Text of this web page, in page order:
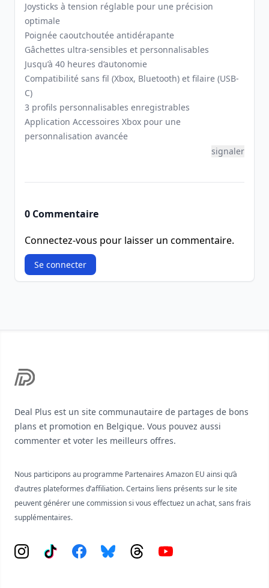
Joysticks à tension réglable pour une précision
optimale
Poignée caoutchoutée antidérapante
Gâchettes ultra-sensibles et personnalisables
Jusqu’à 40 heures d’autonomie
Compatibilité sans fil (Xbox, Bluetooth) et filaire (USB-
C)
3 profils personnalisables enregistrables
Application Accessoires Xbox pour une
personnalisation avancée
signaler
0 Commentaire
Connectez-vous pour laisser un commentaire.
Se connecter
Deal Plus est un site communautaire de partages de bons
plans et promotion en Belgique. Vous pouvez aussi
commenter et voter les meilleurs offres.
Nous participons au programme Partenaires Amazon EU ainsi qu’à
d’autres plateformes d’affiliation. Certains liens présents sur le site
peuvent générer une commission si vous effectuez un achat, sans frais
supplémentaires.
Instagram
Tiktok FacebookBlueskyThreadsYouTube